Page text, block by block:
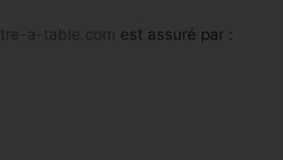
a-table.com est assuré par :